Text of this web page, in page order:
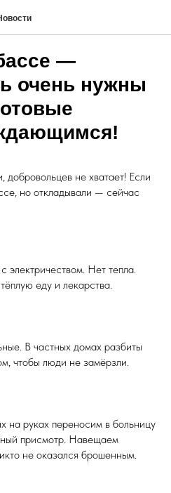
—
очень нужны
не хватает! Если
но откладывали — сейчас
электричеством. Нет тепла.
еду и лекарства.
В частных домах разбиты
чтобы люди не замёрзли.
на руках переносим в больницу
присмотр. Навещаем
не оказался брошенным.